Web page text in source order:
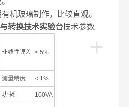
机玻璃制作，比较直观。
转换技术实验台技术参数
+
非线性误差 ≤ 5%
测量精度 ≤ 1%
功 耗 100VA